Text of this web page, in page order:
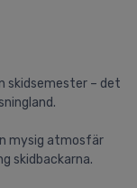
skidsemester – det
mysig atmosfär
skidbackarna.